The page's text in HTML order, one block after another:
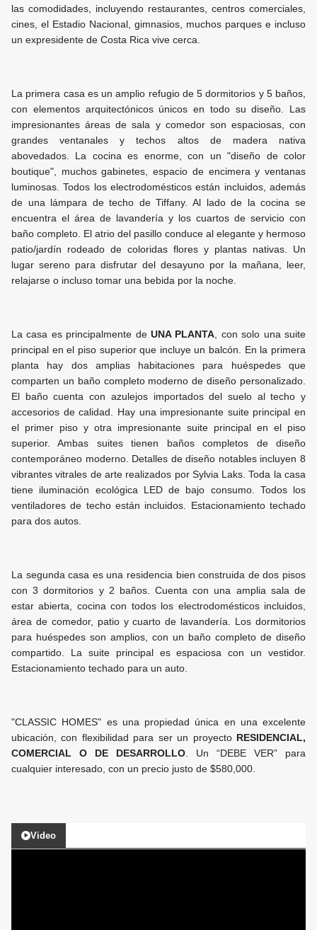
las comodidades, incluyendo restaurantes, centros comerciales,
cines, el Estadio Nacional, gimnasios, muchos parques e incluso
un expresidente de Costa Rica vive cerca.
La primera casa es un amplio refugio de 5 dormitorios y 5 baños,
con elementos arquitectónicos únicos en todo su diseño. Las
impresionantes áreas de sala y comedor son espaciosas, con
grandes ventanales y techos altos de madera nativa
abovedados. La cocina es enorme, con un "diseño de color
boutique", muchos gabinetes, espacio de encimera y ventanas
luminosas. Todos los electrodomésticos están incluidos, además
de una lámpara de techo de Tiffany. Al lado de la cocina se
encuentra el área de lavandería y los cuartos de servicio con
baño completo. El atrio del pasillo conduce al elegante y hermoso
patio/jardín rodeado de coloridas flores y plantas nativas. Un
lugar sereno para disfrutar del desayuno por la mañana, leer,
relajarse o incluso tomar una bebida por la noche.
La casa es principalmente de UNA PLANTA , con solo una suite
principal en el piso superior que incluye un balcón. En la primera
planta hay dos amplias habitaciones para huéspedes que
comparten un baño completo moderno de diseño personalizado.
El baño cuenta con azulejos importados del suelo al techo y
accesorios de calidad. Hay una impresionante suite principal en
el primer piso y otra impresionante suite principal en el piso
superior. Ambas suites tienen baños completos de diseño
contemporáneo moderno. Detalles de diseño notables incluyen 8
vibrantes vitrales de arte realizados por Sylvia Laks. Toda la casa
tiene iluminación ecológica LED de bajo consumo. Todos los
ventiladores de techo están incluidos. Estacionamiento techado
para dos autos.
La segunda casa es una residencia bien construida de dos pisos
con 3 dormitorios y 2 baños. Cuenta con una amplia sala de
estar abierta, cocina con todos los electrodomésticos incluidos,
área de comedor, patio y cuarto de lavandería. Los dormitorios
para huéspedes son amplios, con un baño completo de diseño
compartido. La suite principal es espaciosa con un vestidor.
Estacionamiento techado para un auto.
"CLASSIC HOMES" es una propiedad única en una excelente
ubicación, con flexibilidad para ser un proyecto RESIDENCIAL,
COMERCIAL O DE DESARROLLO . Un “DEBE VER” para
cualquier interesado, con un precio justo de $580,000.
Video